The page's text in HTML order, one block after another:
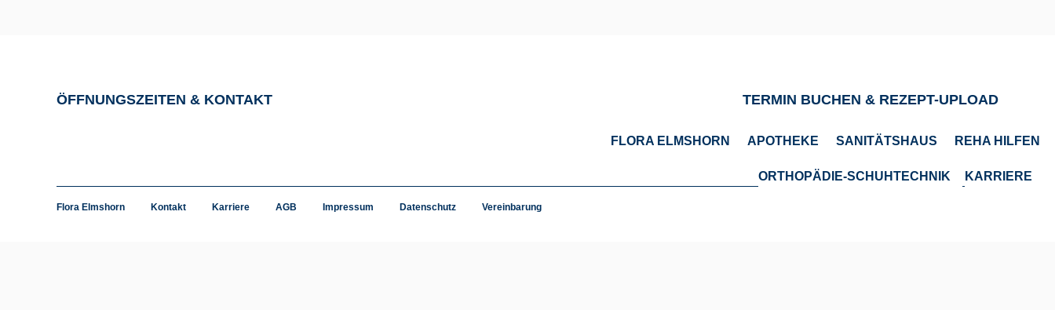
TERMIN BUCHEN & REZEPT-UPLOAD
ÖFFNUNGSZEITEN & KONTAKT
FLORA ELMSHORN APOTHEKE SANITÄTSHAUS REHA HILFEN
ORTHOPÄDIE-SCHUHTECHNIK KARRIERE
Flora Elmshorn Kontakt Karriere AGB Impressum Datenschutz Vereinbarung